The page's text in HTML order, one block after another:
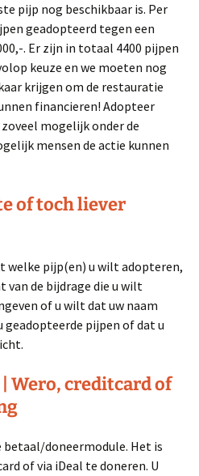
pijp nog beschikbaar is. Per
geadopteerd tegen een
. Er zijn in totaal 4400 pijpen
keuze en we moeten nog
krijgen om de restauratie
financieren! Adopteer
mogelijk onder de
mensen de actie kunnen
of toch liever
welke pijp(en) u wilt adopteren,
de bijdrage die u wilt
of u wilt dat uw naam
geadopteerde pijpen of dat u
Wero, creditcard of
betaal/doneermodule. Het is
of via iDeal te doneren. U